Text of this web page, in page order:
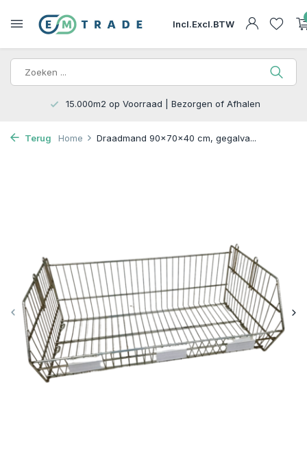
Incl.Excl.BTW
15.000m2 op Voorraad | Bezorgen of Afhalen
Terug Home Draadmand 90x70x40 cm, gegalva...